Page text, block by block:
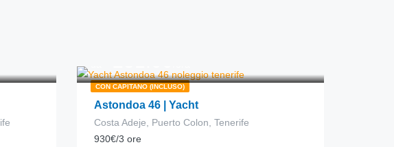
CON CAPITANO (INCLUSO)
Astondoa 46 | Yacht
Costa Adeje, Puerto Colon, Tenerife
930€/3 ore